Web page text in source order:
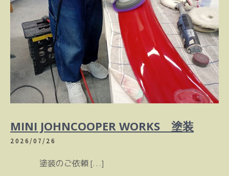
MINI JOHNCOOPER WORKS 塗装
2026/07/26
塗装のご依頼 […]